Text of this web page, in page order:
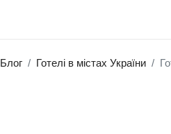
Блог Готелі в містах України